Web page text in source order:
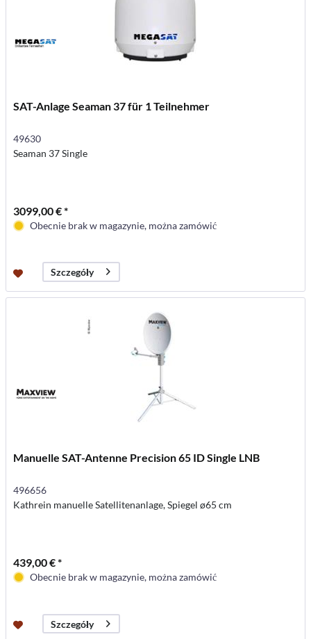
SAT-Anlage Seaman 37 für 1 Teilnehmer
49630
Seaman 37 Single
3099,00 € *
Obecnie brak w magazynie, można zamówić
Szczegóły
Manuelle SAT-Antenne Precision 65 ID Single LNB
496656
Kathrein manuelle Satellitenanlage, Spiegel ø65 cm
439,00 € *
Obecnie brak w magazynie, można zamówić
Szczegóły